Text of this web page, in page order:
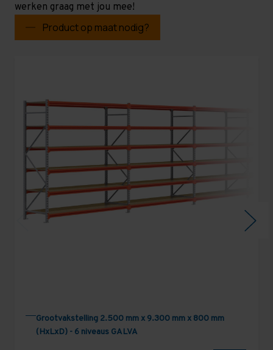
werken graag met jou mee!
Product op maat nodig?
Grootvakstelling 2.500 mm x 9.300 mm x 800 mm
(HxLxD) - 6 niveaus GALVA